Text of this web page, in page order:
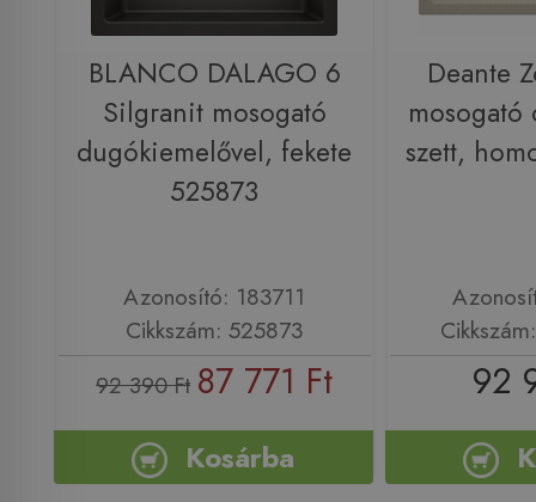
BLANCO DALAGO 6
Silgranit mosogató
dugókiemelővel, fekete
525873
Azonosító: 183711
Cikkszám: 525873
92 390 Ft 87 771 Ft
Kosárba
Deante
szett,
92